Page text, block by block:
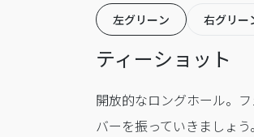
左グリーン 右グリー
ティーショット
開放的なロングホール。
バーを振っていきましょう。